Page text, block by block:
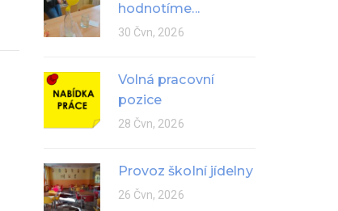
hodnotíme...
30 Čvn, 2026
Volná pracovní
pozice
28 Čvn, 2026
Provoz školní jídelny
26 Čvn, 2026